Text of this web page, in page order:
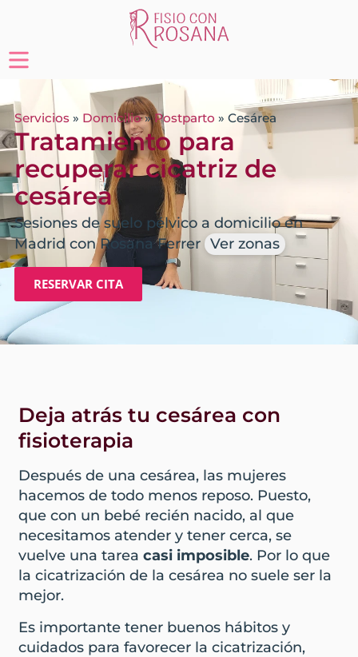
Servicios » Domicilio»Postparto » Cesárea
Tratamiento para
recuperar cicatriz de
cesárea
Sesiones de suelo pélvico a domicilio en
Madrid con Rosana Ferrer Ver zonas
RESERVAR CITA
Deja atrás tu cesárea con
fisioterapia
Después de una cesárea, las mujeres
hacemos de todo menos reposo. Puesto,
que con un bebé recién nacido, al que
necesitamos atender y tener cerca, se
vuelve una tarea casi imposible. Por lo que
la cicatrización de la cesárea no suele ser la
mejor.
Es importante tener buenos hábitos y
cuidados para favorecer la cicatrización,